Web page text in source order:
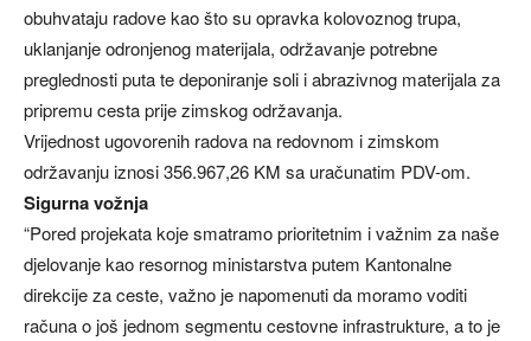
obuhvataju radove kao što su opravka kolovoznog trupa,
uklanjanje odronjenog materijala, održavanje potrebne
preglednosti puta te deponiranje soli i abrazivnog materijala za
pripremu cesta prije zimskog održavanja.
Vrijednost ugovorenih radova na redovnom i zimskom
održavanju iznosi 356.967,26 KM sa uračunatim PDV-om.
Sigurna vožnja
“Pored projekata koje smatramo prioritetnim i važnim za naše
djelovanje kao resornog ministarstva putem Kantonalne
direkcije za ceste, važno je napomenuti da moramo voditi
računa o još jednom segmentu cestovne infrastrukture, a to je